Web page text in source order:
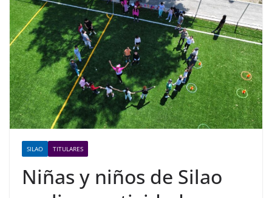
SILAO TITULARES
Niñas y niños de Silao